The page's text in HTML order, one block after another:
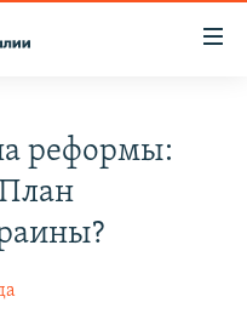
СОПРОТИВЛЕНИЯ
реформы: